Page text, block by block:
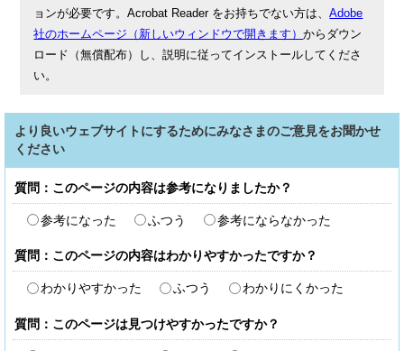
ョンが必要です。Acrobat Reader をお持ちでない方は、Adobe
社のホームページ（新しいウィンドウで開きます）からダウン
ロード（無償配布）し、説明に従ってインストールしてくださ
い。
より良いウェブサイトにするためにみなさまのご意見をお聞かせ
ください
質問：このページの内容は参考になりましたか？
参考になった ふつう 参考にならなかった
質問：このページの内容はわかりやすかったですか？
わかりやすかった ふつう わかりにくかった
質問：このページは見つけやすかったですか？